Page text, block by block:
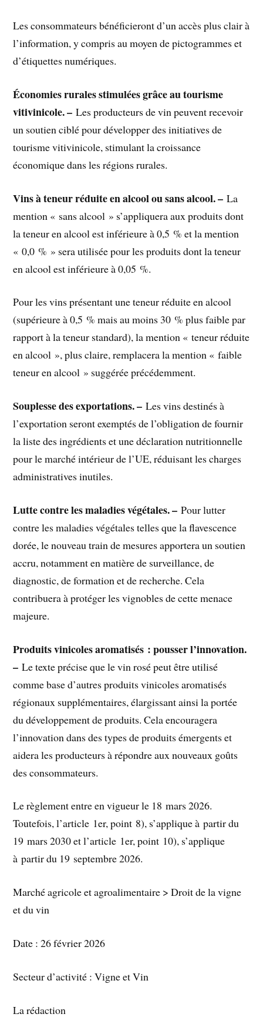
Les consommateurs bénéficieront d’un accès plus clair à
l’information, y compris au moyen de pictogrammes et
d’étiquettes numériques.
Économies rurales stimulées grâce au tourisme
vitivinicole. – Les producteurs de vin peuvent recevoir
un soutien ciblé pour développer des initiatives de
tourisme vitivinicole, stimulant la croissance
économique dans les régions rurales.
Vins à teneur réduite en alcool ou sans alcool. – La
mention « sans alcool » s’appliquera aux produits dont
la teneur en alcool est inférieure à 0,5 % et la mention
« 0,0 % » sera utilisée pour les produits dont la teneur
en alcool est inférieure à 0,05 %.
Pour les vins présentant une teneur réduite en alcool
(supérieure à 0,5 % mais au moins 30 % plus faible par
rapport à la teneur standard), la mention « teneur réduite
en alcool », plus claire, remplacera la mention « faible
teneur en alcool » suggérée précédemment.
Souplesse des exportations. – Les vins destinés à
l’exportation seront exemptés de l’obligation de fournir
la liste des ingrédients et une déclaration nutritionnelle
pour le marché intérieur de l’UE, réduisant les charges
administratives inutiles.
Lutte contre les maladies végétales. – Pour lutter
contre les maladies végétales telles que la flavescence
dorée, le nouveau train de mesures apportera un soutien
accru, notamment en matière de surveillance, de
diagnostic, de formation et de recherche. Cela
contribuera à protéger les vignobles de cette menace
majeure.
Produits vinicoles aromatisés : pousser l’innovation.
– Le texte précise que le vin rosé peut être utilisé
comme base d’autres produits vinicoles aromatisés
régionaux supplémentaires, élargissant ainsi la portée
du développement de produits. Cela encouragera
l’innovation dans des types de produits émergents et
aidera les producteurs à répondre aux nouveaux goûts
des consommateurs.
Le règlement entre en vigueur le 18 mars 2026.
Toutefois, l’article 1er, point 8), s’applique à partir du
19 mars 2030 et l’article 1er, point 10), s’applique
à partir du 19 septembre 2026.
Marché agricole et agroalimentaire > Droit de la vigne
et du vin
Date : 26 février 2026
Secteur d’activité : Vigne et Vin
La rédaction